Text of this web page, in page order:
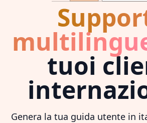
tuoi
Genera la tua guida utente in